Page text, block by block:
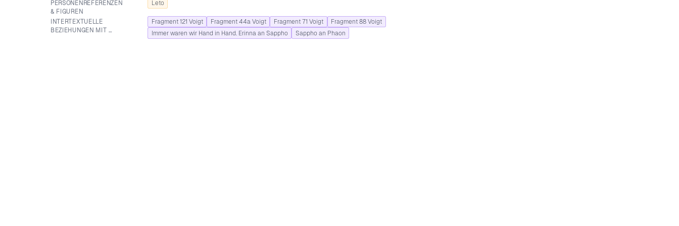
PERSONEN­REFERENZEN
& FIGUREN
Leto
INTERTEXTUELLE
BEZIEHUNGEN MIT …
Fragment 121 Voigt Fragment 44a Voigt Fragment 71 Voigt
Fragment 88 Voigt
Immer waren wir Hand in Hand. Erinna an Sappho
Sappho an Phaon